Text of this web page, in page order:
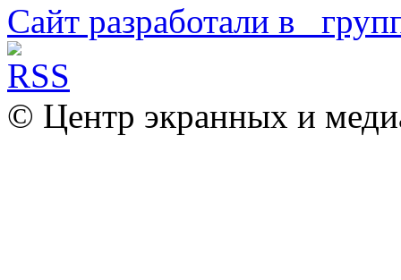
Сайт разработали в
© Центр экранных и